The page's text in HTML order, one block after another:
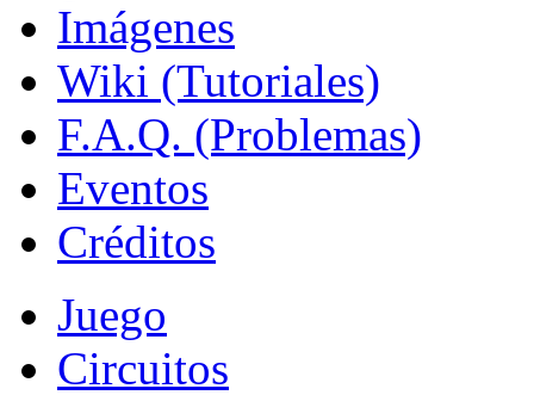
Imágenes
Wiki (Tutoriales)
F.A.Q. (Problemas)
Eventos
Créditos
Juego
Circuitos